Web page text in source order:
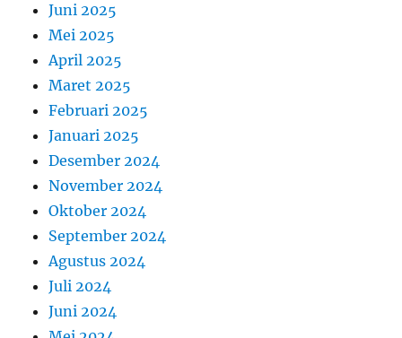
Juni 2025
Mei 2025
April 2025
Maret 2025
Februari 2025
Januari 2025
Desember 2024
November 2024
Oktober 2024
September 2024
Agustus 2024
Juli 2024
Juni 2024